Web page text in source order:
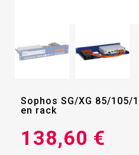
Sophos SG/XG 85/105/
en rack
138,60 €